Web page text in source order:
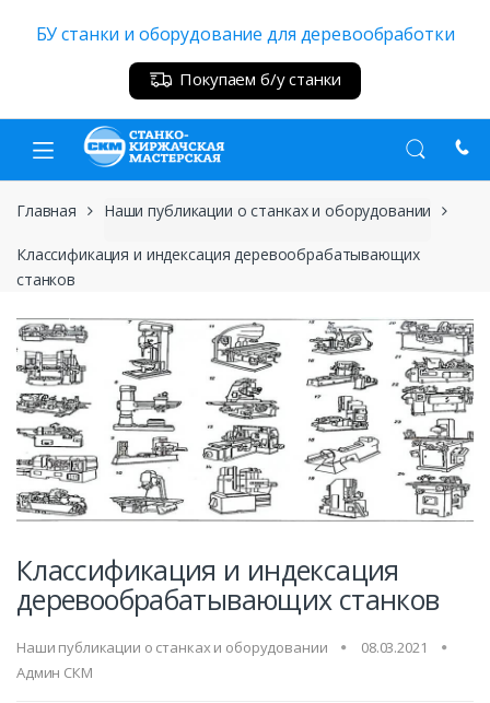
БУ станки и оборудование для деревообработки
Покупаем б/у станки
Главная Наши публикации о станках и оборудовании
Классификация и индексация деревообрабатывающих
станков
Классификация и индексация
деревообрабатывающих станков
Наши публикации о станках и оборудовании
08.03.2021
Админ СКМ